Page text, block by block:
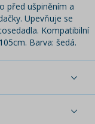
před ušpiněním a
Upevňuje se
Kompatibilní
Barva: šedá.